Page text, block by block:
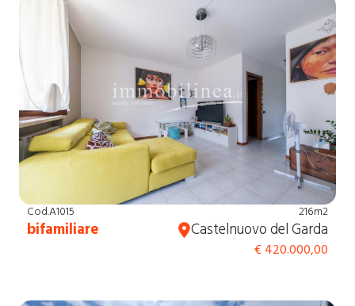
Cod.A1015
bifamiliare
216m2
Castelnuovo del Garda
€ 420.000,00